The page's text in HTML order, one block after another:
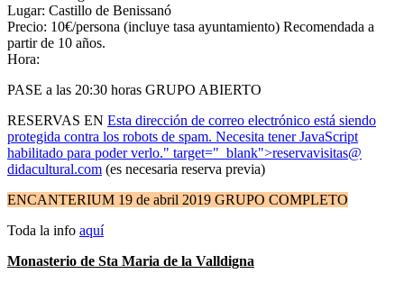
Lugar: Castillo de Benissanó
Precio: 10€/persona (incluye tasa ayuntamiento) Recomendada a
partir de 10 años.
Hora:
PASE a las 20:30 horas GRUPO ABIERTO
RESERVAS EN Esta dirección de correo electrónico está siendo
protegida contra los robots de spam. Necesita tener JavaScript
habilitado para poder verlo." target="_blank">reservavisitas@
didacultural.com (es necesaria reserva previa)
ENCANTERIUM 19 de abril 2019 GRUPO COMPLETO
Toda la info aquí
Monasterio de Sta Maria de la Valldigna